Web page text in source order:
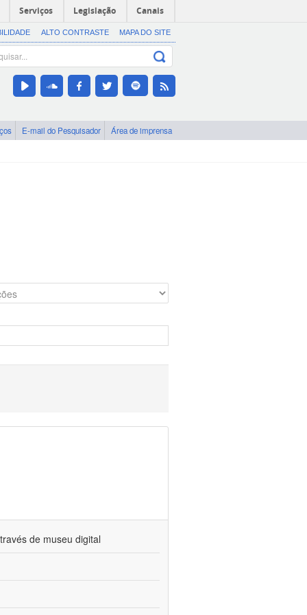
Serviços Legislação Canais
ALTO CONTRASTE MAPA DO SITE
E-mail do Pesquisador Área de imprensa
de museu digital